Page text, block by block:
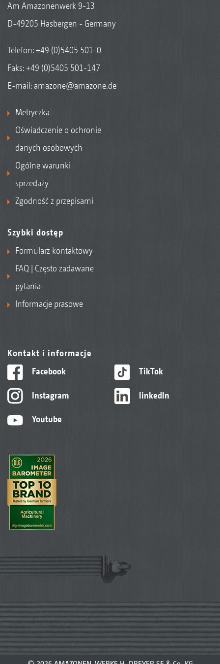
Am Amazonenwerk 9-13
D-49205 Hasbergen - Germany
Telefon:+49 (0)5405 501-0
Faks: +49 (0)5405 501-147
E-mail: amazone@amazone.de
Metryczka
Oświadczenie o ochronie
danych osobowych
Ogólne warunki
sprzedaży
Zgodność z przepisami
Szybki dostęp
Formularz kontaktowy
FAQ | Często zadawane
pytania
Informacje prasowe
Kontakt i informacje
Facebook
Instagram
Youtube
TikTok
linkedIn